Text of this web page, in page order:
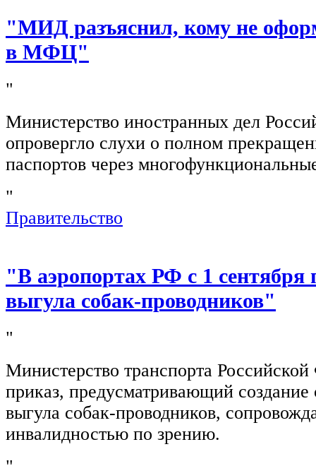
"МИД разъяснил, кому не
в МФЦ"
"
Министерство иностранных дел
опровергло слухи о полном
паспортов через
"
Правительство
"В аэропортах РФ с 1 сентября
выгула собак-проводников"
"
Министерство транспорта
приказ, предусматривающий создание
выгула собак-проводников,
инвалидностью по зрению.